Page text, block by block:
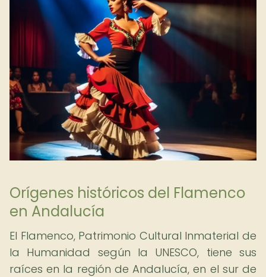
Orígenes históricos del Flamenco
en Andalucía
El Flamenco, Patrimonio Cultural Inmaterial de
la Humanidad según la UNESCO, tiene sus
raíces en la región de Andalucía, en el sur de